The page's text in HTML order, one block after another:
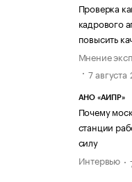
Проверка
кадрового
повысить
Мнение
7 августа
АНО «АИПР»
Почему
станции
силу
Интервью